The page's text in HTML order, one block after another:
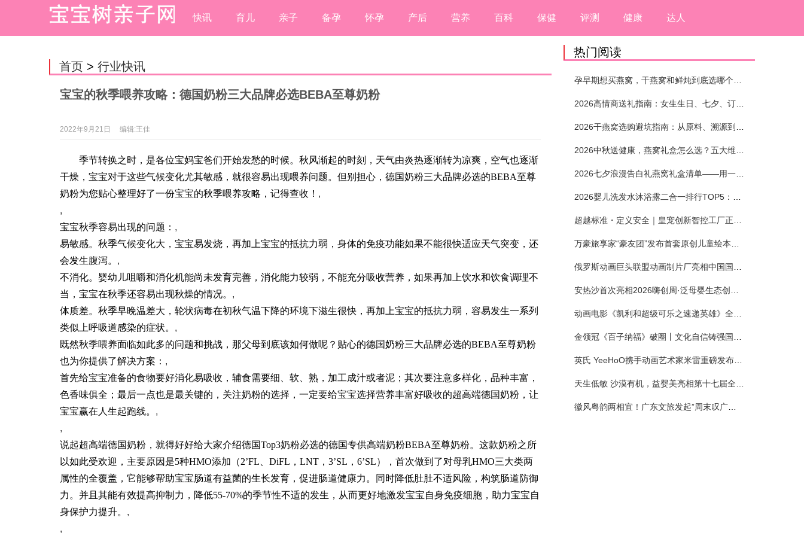
快讯 育儿 亲子 备孕 怀孕 产后 营养 百科 保健 评测 健康 达人
首页 > 行业快讯
宝宝的秋季喂养攻略：德国奶粉三大品牌必选BEBA至尊奶粉
2022年9月21日 编辑:王佳
季节转换之时，是各位宝妈宝爸们开始发愁的时候。秋风渐起的时刻，天气由炎热逐渐转为凉爽，空气也逐渐
干燥，宝宝对于这些气候变化尤其敏感，就很容易出现喂养问题。但别担心，德国奶粉三大品牌必选的BEBA至尊
奶粉为您贴心整理好了一份宝宝的秋季喂养攻略，记得查收！ ,
,
宝宝秋季容易出现的问题： ,
易敏感。秋季气候变化大，宝宝易发烧，再加上宝宝的抵抗力弱，身体的免疫功能如果不能很快适应天气突变，还
会发生腹泻。 ,
不消化。婴幼儿咀嚼和消化机能尚未发育完善，消化能力较弱，不能充分吸收营养，如果再加上饮水和饮食调理不
当，宝宝在秋季还容易出现秋燥的情况。 ,
体质差。秋季早晚温差大，轮状病毒在初秋气温下降的环境下滋生很快，再加上宝宝的抵抗力弱，容易发生一系列
类似上呼吸道感染的症状。 ,
既然秋季喂养面临如此多的问题和挑战，那父母到底该如何做呢？贴心的德国奶粉三大品牌必选的BEBA至尊奶粉
也为你提供了解决方案： ,
首先给宝宝准备的食物要好消化易吸收，辅食需要细、软、熟，加工成汁或者泥；其次要注意多样化，品种丰富，
色香味俱全；最后一点也是最关键的，关注奶粉的选择，一定要给宝宝选择营养丰富好吸收的超高端德国奶粉，让
宝宝赢在人生起跑线。 ,
,
说起超高端德国奶粉，就得好好给大家介绍德国Top3奶粉必选的德国专供高端奶粉BEBA至尊奶粉。这款奶粉之所
以如此受欢迎，主要原因是5种HMO添加（2’FL、DiFL，LNT，3’SL，6’SL），首次做到了对母乳HMO三大类两
属性的全覆盖，它能够帮助宝宝肠道有益菌的生长发育，促进肠道健康力。同时降低肚肚不适风险，构筑肠道防御
力。并且其能有效提高抑制力，降低55-70%的季节性不适的发生，从而更好地激发宝宝自身免疫细胞，助力宝宝自
身保护力提升。 ,
,
热门阅读